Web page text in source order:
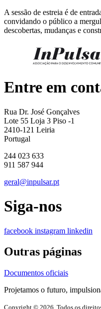
A sessão de estreia é de
convidando o público a
descobertas, mudanças e
Entre em
Rua Dr. José Gonçalves
Lote 55 Loja 3 Piso -1
2410-121 Leiria
Portugal
244 023 633
911 587 944
geral@inpulsar.pt
Siga-nos
facebook instagram linkedin
Outras páginas
Documentos oficiais
Projetamos o futuro,
Copyright © 2026. Todos os direitos